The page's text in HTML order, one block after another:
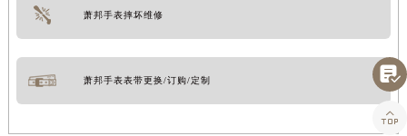
萧邦手表摔坏维修
萧邦手表表带更换/订购/定制

